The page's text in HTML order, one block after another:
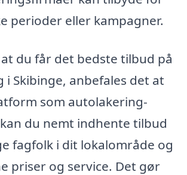
perioder eller kampagner.
du får det bedste tilbud på
i Skibinge, anbefales det at
som autolakering-
du nemt indhente tilbud
fagfolk i dit lokalområde og
priser og service. Det gør